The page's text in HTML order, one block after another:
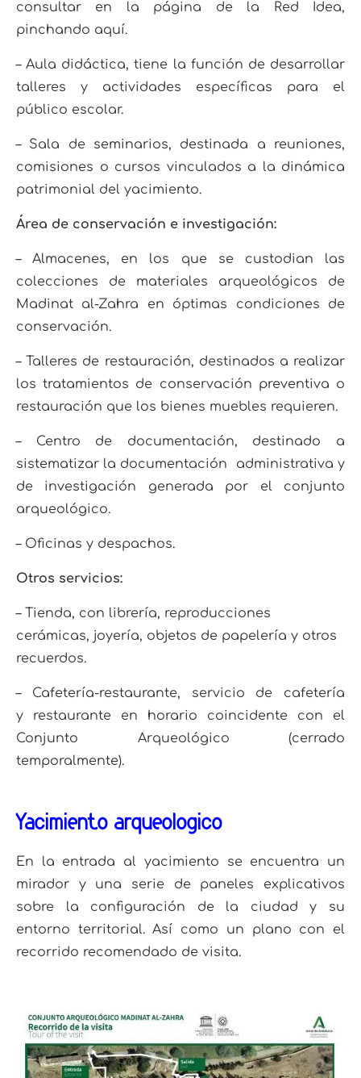
consultar en la página de la Red Idea,
pinchando aquí.
– Aula didáctica, tiene la función de desarrollar
talleres y actividades específicas para el
público escolar.
– Sala de seminarios, destinada a reuniones,
comisiones o cursos vinculados a la dinámica
patrimonial del yacimiento.
Área de conservación e investigación:
– Almacenes, en los que se custodian las
colecciones de materiales arqueológicos de
Madinat al-Zahra en óptimas condiciones de
conservación.
– Talleres de restauración, destinados a realizar
los tratamientos de conservación preventiva o
restauración que los bienes muebles requieren.
– Centro de documentación, destinado a
sistematizar la documentación administrativa y
de investigación generada por el conjunto
arqueológico.
– Oficinas y despachos.
Otros servicios:
– Tienda, con librería, reproducciones
cerámicas, joyería, objetos de papelería y otros
recuerdos.
– Cafetería-restaurante, servicio de cafetería
y restaurante en horario coincidente con el
Conjunto Arqueológico (cerrado
temporalmente).
Yacimiento arqueológico
En la entrada al yacimiento se encuentra un
mirador y una serie de paneles explicativos
sobre la configuración de la ciudad y su
entorno territorial. Así como un plano con el
recorrido recomendado de visita.